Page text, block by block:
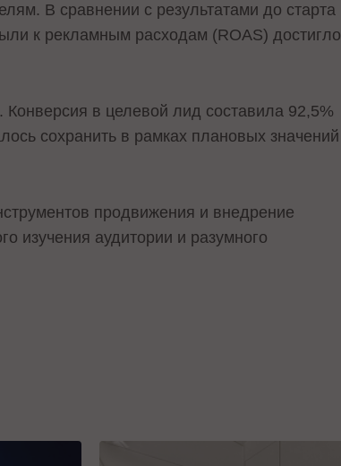
В сравнении с результатами до старта
к рекламным расходам (ROAS) достигло
в целевой лид составила 92,5%
сохранить в рамках плановых значений
продвижения и внедрение
изучения аудитории и разумного